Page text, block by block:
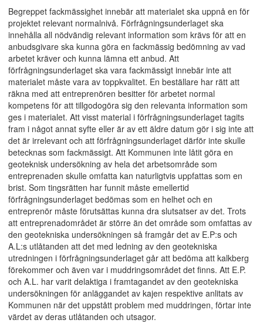
Begreppet fackmässighet innebär att materialet ska uppnå en för
projektet relevant normalnivå. Förfrågningsunderlaget ska
innehålla all nödvändig relevant information som krävs för att en
anbudsgivare ska kunna göra en fackmässig bedömning av vad
arbetet kräver och kunna lämna ett anbud. Att
förfrågningsunderlaget ska vara fackmässigt innebär inte att
materialet måste vara av toppkvalitet. En beställare har rätt att
räkna med att entreprenören besitter för arbetet normal
kompetens för att tillgodogöra sig den relevanta information som
ges i materialet. Att visst material i förfrågningsunderlaget tagits
fram i något annat syfte eller är av ett äldre datum gör i sig inte att
det är irrelevant och att förfrågningsunderlaget därför inte skulle
betecknas som fackmässigt. Att Kommunen inte låtit göra en
geoteknisk undersökning av hela det arbetsområde som
entreprenaden skulle omfatta kan naturligtvis uppfattas som en
brist. Som tingsrätten har funnit måste emellertid
förfrågningsunderlaget bedömas som en helhet och en
entreprenör måste förutsättas kunna dra slutsatser av det. Trots
att entreprenadområdet är större än det område som omfattas av
den geotekniska undersökningen så framgår det av E.P:s och
A.L:s utlåtanden att det med ledning av den geotekniska
utredningen i förfrågningsunderlaget går att bedöma att kalkberg
förekommer och även var i muddringsområdet det finns. Att E.P.
och A.L. har varit delaktiga i framtagandet av den geotekniska
undersökningen för anläggandet av kajen respektive anlitats av
Kommunen när det uppstått problem med muddringen, förtar inte
värdet av deras utlåtanden och utsagor.